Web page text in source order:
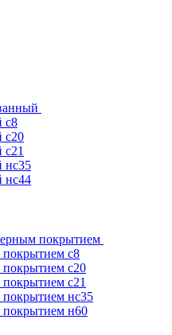
с8
с20
с21
нс35
нс44
покрытием
с8
с20
с21
нс35
н60